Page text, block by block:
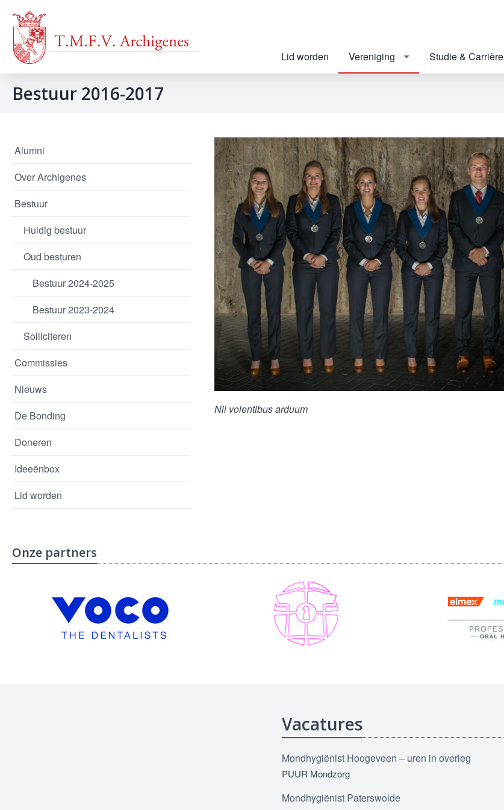
Lid worden Vereniging Studie & Carrière
Bestuur 2016-2017
Alumni
Over Archigenes
Bestuur
Huidig bestuur
Oud besturen
Bestuur 2024-2025
Bestuur 2023-2024
Solliciteren
Commissies
Nieuws
De Bonding
Doneren
Ideeënbox
Lid worden
Nil volentibus arduum
Onze partners
Vacatures
Mondhygiënist Hoogeveen – uren in overleg
PUUR Mondzorg
Mondhygiënist Paterswolde